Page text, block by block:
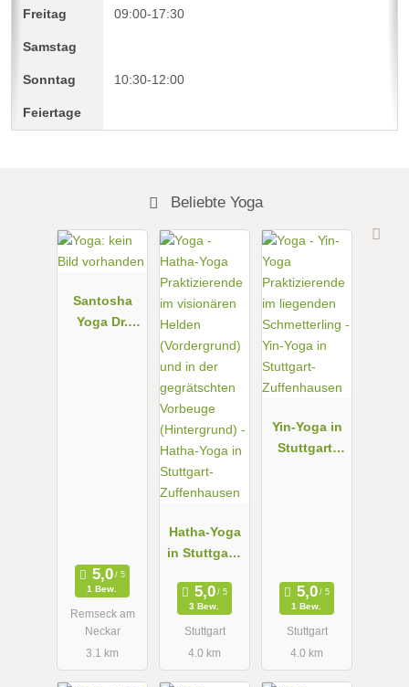
09:00-17:30
10:30-12:00
Beliebte Yoga
Santosha
Yoga Dr.
1 Bew.
Remseck am
Neckar
3.1 km
Hatha-Yoga
in Stuttgart-
n
3 Bew.
Stuttgart
4.0 km
Yin-Yoga in
Stuttgart-
1 Bew.
Stuttgart
4.0 km